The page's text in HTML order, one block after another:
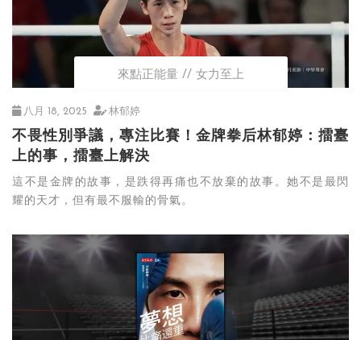
來點正能量 女力至上
八月 18, 2025 林郁婷
不畏性別爭議，專注比賽！金牌拳后林郁婷：擂臺
上的事，擂臺上解決
這不是金牌的故事，是跌得再痛也不放棄的故事。她不是最閃
耀的天才，但有最不服輸的骨氣。